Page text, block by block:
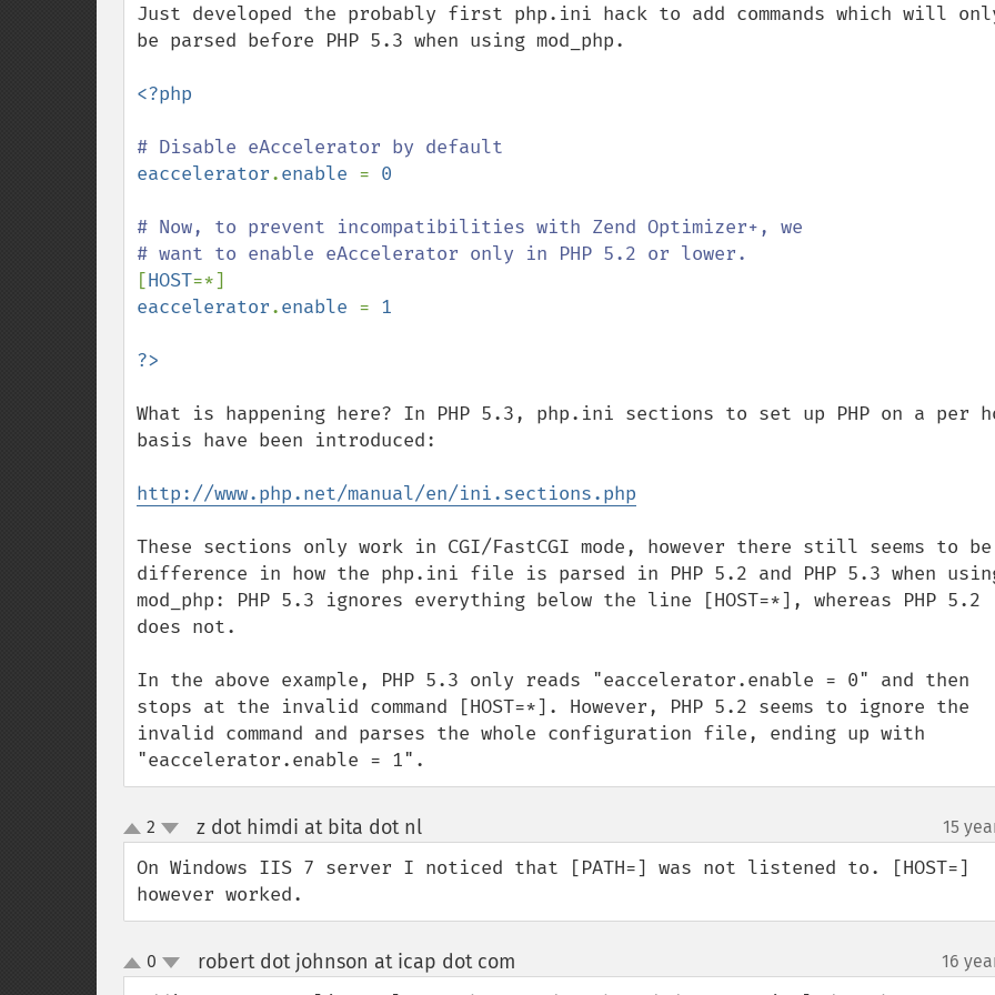
Just developed the probably first php.ini hack to add commands which will
be parsed before PHP 5.3 when using mod_php.
<?php
eaccelerator.enable = 0
# Now, to prevent incompatibilities with Zend Optimizer+, we
[HOST
eaccelerator.enable = 1
What is happening here? In PHP 5.3, php.ini sections to set up PHP on a per
basis have been introduced:
http://www.php.net/manual/en/ini.sections.php
These sections only work in CGI/FastCGI mode, however there still seems to
difference in how the php.ini file is parsed in PHP 5.2 and PHP 5.3 when
mod_php: PHP 5.3 ignores everything below the line [HOST=*], whereas PHP 5.2
does not.
In the above example, PHP 5.3 only reads "eaccelerator.enable = 0" and then
stops at the invalid command [HOST=*]. However, PHP 5.2 seems to ignore the
invalid command and parses the whole configuration file, ending up with
"eaccelerator.enable = 1".
up
down
2 z dot himdi at bita dot nl¶ 15
On Windows IIS 7 server I noticed that [PATH=] was not listened to. [HOST=]
however worked.
up
down
0 robert dot johnson at icap dot com 16